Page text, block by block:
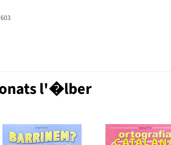
l'�lber